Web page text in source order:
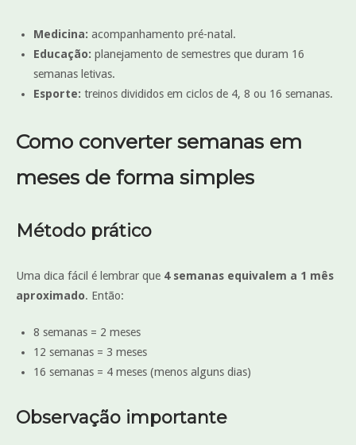
Medicina: acompanhamento pré-natal.
Educação: planejamento de semestres que duram 16
semanas letivas.
Esporte: treinos divididos em ciclos de 4, 8 ou 16 semanas.
Como converter semanas em
meses de forma simples
Método prático
Uma dica fácil é lembrar que 4 semanas equivalem a 1 mês
aproximado. Então:
8 semanas = 2 meses
12 semanas = 3 meses
16 semanas = 4 meses (menos alguns dias)
Observação importante